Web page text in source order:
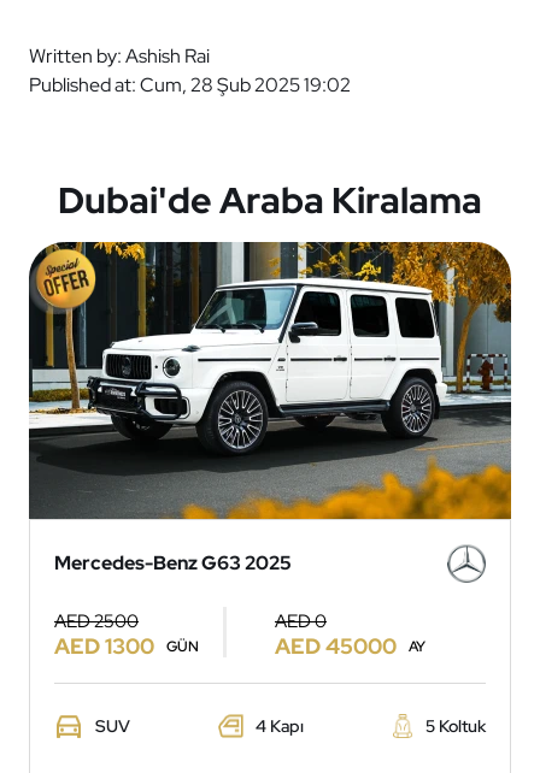
Written by: Ashish Rai
Published at: Cum, 28 Şub 2025 19:02
Dubai'de Araba Kiralama
Mercedes-Benz G63 2025
AED 2500
AED 1300 GÜN
AED 0
AED 45000 AY
SUV 4 Kapı 5 Koltuk